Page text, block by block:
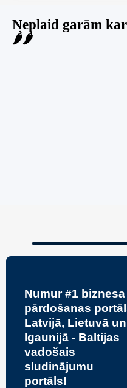
Neplaid garām
🌶️🌶️
80 Ha
Zivju Audzētava,
Numur #1 biznesa
pārdošanas
Latvijā, Lietuvā un
Igaunijā - Baltijas
vadošais
sludinājumu
portāls!